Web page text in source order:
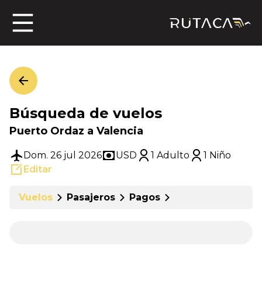
Búsqueda de vuelos
Puerto Ordaz a Valencia
Dom. 26 jul 2026 USD 1 Adulto
1 Niño
Editar
Vuelos Pasajeros Pagos